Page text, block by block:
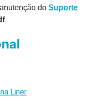
do Suporte
Liner